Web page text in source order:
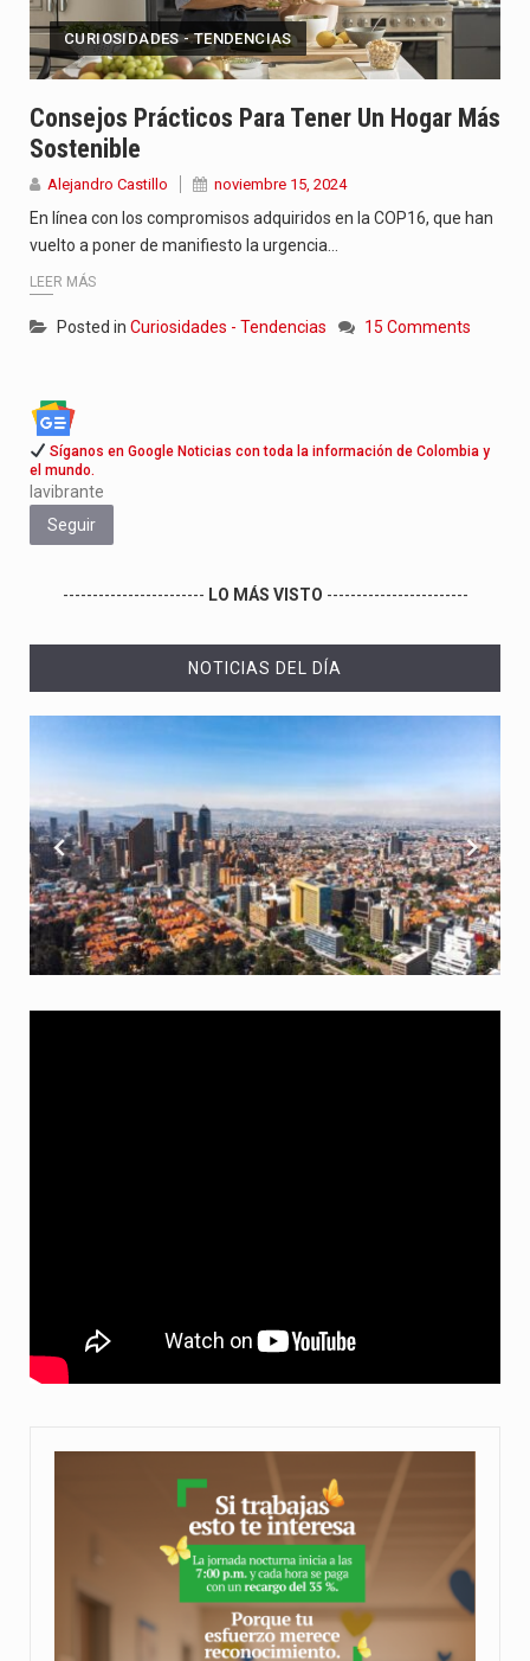
CURIOSIDADES - TENDENCIAS
Consejos Prácticos Para Tener Un Hogar Más
Sostenible
Alejandro Castillo noviembre 15, 2024
En línea con los compromisos adquiridos en la COP16, que han
vuelto a poner de manifiesto la urgencia…
LEER MÁS
Posted in Curiosidades - Tendencias 15 Comments
Síganos en Google Noticias con toda la información de Colombia y
el mundo.
lavibrante
Seguir
------------------------ LO MÁS VISTO ------------------------
NOTICIAS DEL DÍA